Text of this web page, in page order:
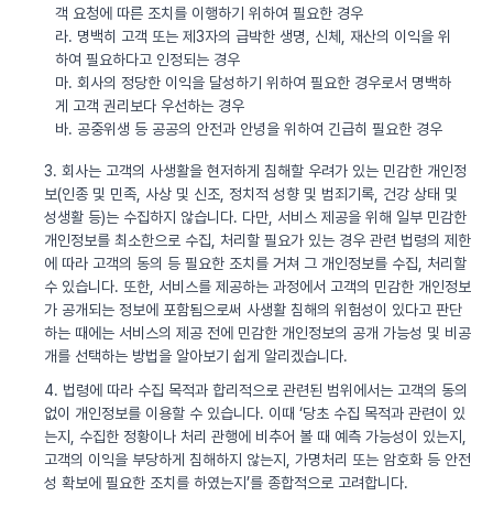
객 요청에 따른 조치를 이행하기 위하여 필요한 경우
라. 명백히 고객 또는 제3자의 급박한 생명, 신체, 재산의 이익을 위
하여 필요하다고 인정되는 경우
마. 회사의 정당한 이익을 달성하기 위하여 필요한 경우로서 명백하
게 고객 권리보다 우선하는 경우
바. 공중위생 등 공공의 안전과 안녕을 위하여 긴급히 필요한 경우
3. 회사는 고객의 사생활을 현저하게 침해할 우려가 있는 민감한 개인정
보(인종 및 민족, 사상 및 신조, 정치적 성향 및 범죄기록, 건강 상태 및
성생활 등)는 수집하지 않습니다. 다만, 서비스 제공을 위해 일부 민감한
개인정보를 최소한으로 수집, 처리할 필요가 있는 경우 관련 법령의 제한
에 따라 고객의 동의 등 필요한 조치를 거쳐 그 개인정보를 수집, 처리할
수 있습니다. 또한, 서비스를 제공하는 과정에서 고객의 민감한 개인정보
가 공개되는 정보에 포함됨으로써 사생활 침해의 위험성이 있다고 판단
하는 때에는 서비스의 제공 전에 민감한 개인정보의 공개 가능성 및 비공
개를 선택하는 방법을 알아보기 쉽게 알리겠습니다.
4. 법령에 따라 수집 목적과 합리적으로 관련된 범위에서는 고객의 동의
없이 개인정보를 이용할 수 있습니다. 이때 ‘당초 수집 목적과 관련이 있
는지, 수집한 정황이나 처리 관행에 비추어 볼 때 예측 가능성이 있는지,
고객의 이익을 부당하게 침해하지 않는지, 가명처리 또는 암호화 등 안전
성 확보에 필요한 조치를 하였는지’를 종합적으로 고려합니다.